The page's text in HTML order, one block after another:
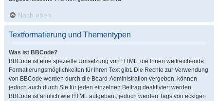
Nach oben
Textformatierung und Thementypen
Was ist BBCode?
BBCode ist eine spezielle Umsetzung von HTML, die Ihnen weitreichende
Formatierungsmöglichkeiten für Ihren Text gibt. Die Rechte zur Verwendung
von BBCode werden durch die Board-Administration vergeben, können
jedoch auch durch Sie für jeden einzelnen Beitrag deaktiviert werden.
BBCode ist ähnlich wie HTML aufgebaut, jedoch werden Tags von eckigen